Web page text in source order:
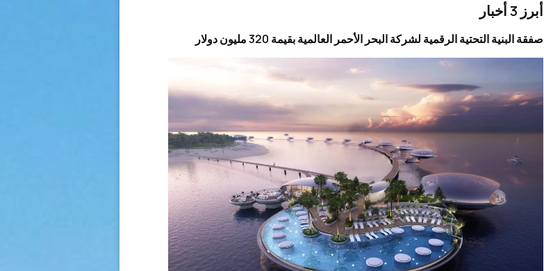
أبرز 3 أخبار
صفقة البنية التحتية الرقمية لشركة البحر الأحمر العالمية بقيمة 320 مليون دولار